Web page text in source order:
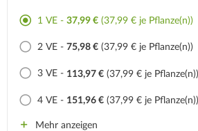
1 VE - 37,99 € (37,99 € je Pflanze(n))
2 VE - 75,98 € (37,99 € je Pflanze(n))
3 VE - 113,97 € (37,99 € je Pflanze(n))
4 VE - 151,96 € (37,99 € je Pflanze(n))
Mehr anzeigen